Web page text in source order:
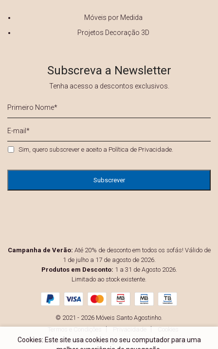
Móveis por Medida
Projetos Decoração 3D
Subscreva a Newsletter
Tenha acesso a descontos exclusivos.
Nome
*
mail
Privacidade *
Sim, quero subscrever e aceito a Política de Privacidade
Campanha de Verão: Até 20% de desconto em todos os sofás! Válido de
1 de julho a 17 de agosto de 2026.
Produtos em Desconto: 1 a 31 de Agosto 2026.
Limitado ao stock existente.
© 2021 - 2026 Móveis Santo Agostinho.
Resolução Alternativa de Litígios
Livro de Reclamações
Cookies: Este site usa cookies no seu computador para uma